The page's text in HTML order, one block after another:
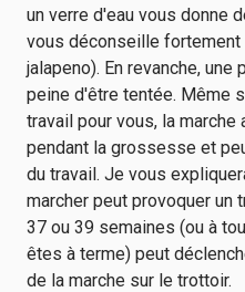
un verre d'eau vous donne
vous déconseille
jalapeno). En revanche,
peine d'être tentée. Même
travail pour vous, la marche
pendant la grossesse et
du travail. Je vous
marcher peut provoquer un
37 ou 39 semaines (ou à
êtes à terme) peut
de la marche sur le trottoir.